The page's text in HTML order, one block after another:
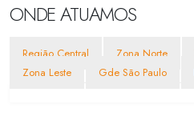
ONDE ATUAMOS
Região Central Zona Norte
Zona Leste
Gde São Paulo